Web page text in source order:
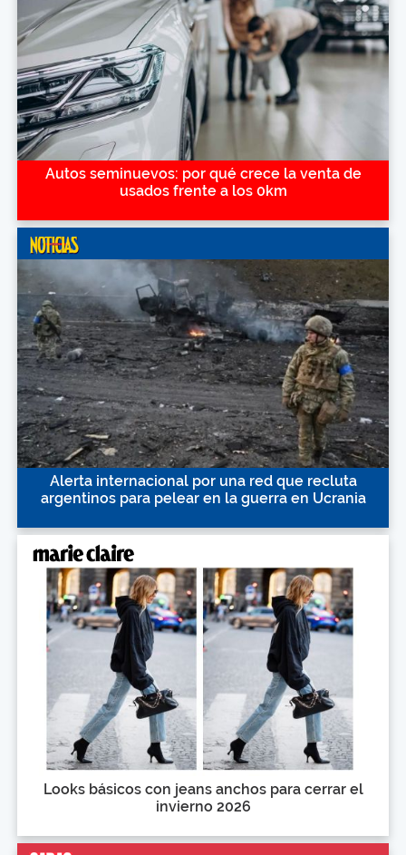
Autos seminuevos: por qué crece la venta de
usados frente a los 0km
Alerta internacional por una red que recluta
argentinos para pelear en la guerra en Ucrania
Looks básicos con jeans anchos para cerrar el
invierno 2026